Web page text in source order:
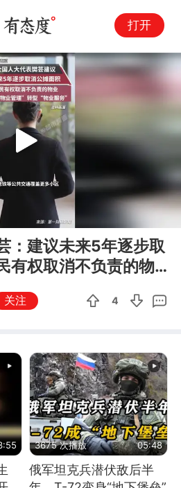
打开
Play
：建议未来5年逐步取
有权取消不负责的物
关注 4
3675 次播放 05:48
俄军坦克兵潜伏敌后半